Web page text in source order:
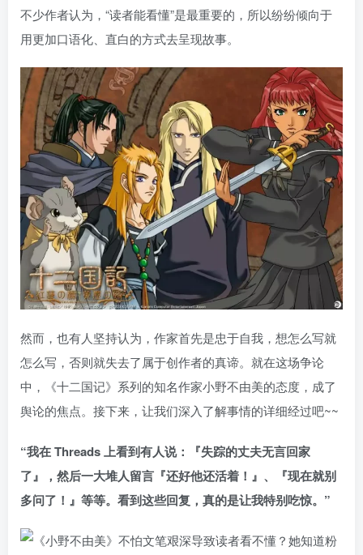
不少作者认为，“读者能看懂”是最重要的，所以纷纷倾向于
用更加口语化、直白的方式去呈现故事。
然而，也有人坚持认为，作家首先是忠于自我，想怎么写就
怎么写，否则就失去了属于创作者的真谛。就在这场争论
中，《十二国记》系列的知名作家小野不由美的态度，成了
舆论的焦点。接下来，让我们深入了解事情的详细经过吧~~
“我在 Threads 上看到有人说：『失踪的丈夫无言回家
了』，然后一大堆人留言『还好他还活着！』、『现在就别
多问了！』等等。看到这些回复，真的是让我特别吃惊。”